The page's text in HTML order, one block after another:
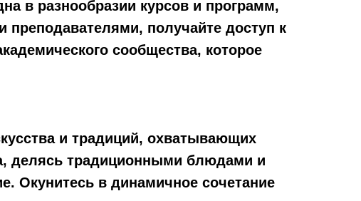
в разнообразии курсов и программ,
получайте доступ к
сообщества, которое
и традиций, охватывающих
делясь традиционными блюдами и
Окунитесь в динамичное сочетание